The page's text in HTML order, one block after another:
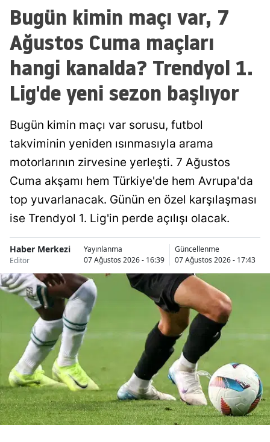
Muğla
Muş
Nevşehir
Niğde
Rize
Sakarya
Samsun
Siirt
Sinop
Sivas
Tekirdağ
Trabzon
Tunceli
Şanlıurfa
Uşak
Bugün kimin maçı var, 7
Ağustos Cuma maçları
hangi kanalda? Trendyol 1.
Lig'de yeni sezon başlıyor
Bugün kimin maçı var sorusu, futbol
takviminin yeniden ısınmasıyla arama
motorlarının zirvesine yerleşti. 7 Ağustos
Cuma akşamı hem Türkiye'de hem Avrupa'da
top yuvarlanacak. Günün en özel karşılaşması
ise Trendyol 1. Lig'in perde açılışı olacak.
Haber Merkezi
Editör
Yayınlanma
07 Ağustos 2026 - 16:39
Güncellenme
07 Ağustos 2026 - 17:43